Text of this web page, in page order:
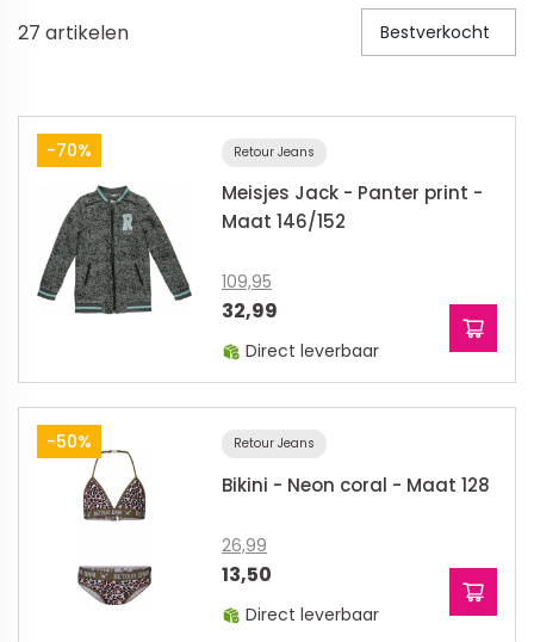
Veiligheid in en om huis
Veiligheid buiten de deur
Meer
Kinderstoelen
Kinderstoelen
Kindermeubels
Schommelstoelen en wipstoeltjes
27 artikelen Bestverkocht
-70% Retour Jeans
Meisjes Jack - Panter print -
Maat 146/152
109,95
32,99
Direct leverbaar
-50% Retour Jeans
Bikini - Neon coral - Maat 128
26,99
13,50
Direct leverbaar